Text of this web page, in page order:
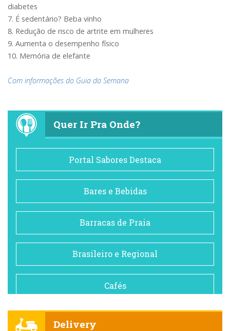
diabetes
7. É sedentário? Beba vinho
8. Redução de risco de artrite em mulheres
9. Aumenta o desempenho físico
10. Memória de elefante
Com informações do Guia da Semana
Quer Ir Pra Onde?
Portal Sabores Destaca
Bares e Bebidas
Barracas de Praia
Brasileiro e Regional
Cafés
Delivery